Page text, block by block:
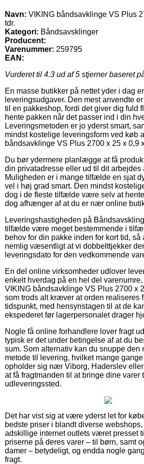
Navn: VIKING båndsavklinge VS Plus
tdr.
Kategori: Båndsavsklinger
Producent:
Varenummer: 259795
EAN:
Vurderet til 4.3 ud af 5 stjerner baseret
En masse butikker på nettet yder i dag
leveringsudgaver. Den mest anvendte
til en pakkeshop, fordi det giver dig fuld
hente pakken når det passer ind i din
Leveringsmetoden er jo yderst smart,
mindst kostelige leveringsform ved køb
båndsavklinge VS Plus 2700 x 25 x 0,9
Du bør ydermere planlægge at få
din privatadresse eller ud til dit arbejdes
Muligheden er i mange tilfælde en sjat
vel i høj grad smart. Den mindst
dog i de fleste tilfælde være selv at
dog afhænger af at du er nær online
Leveringshastigheden på
tilfælde være meget bestemmende i
behov for din pakke inden for kort tid, så
nemlig væsentligt at vi dobbelttjekker
leveringsdato for den vedkommende
En del online virksomheder udlover
enkelt hverdag på en hel del
VIKING båndsavklinge VS Plus 2700 x
som trods alt kræver at orden realiseres
tidspunkt, med hensynstagen til at de
ekspederet før lagerpersonalet drager
Nogle få online forhandlere lover fragt
typisk er det under betingelse af at du
sum. Som alternativ kan du snuppe den
metode til levering, hvilket mange
opholder sig nær Viborg, Haderslev
at få fragtmanden til at bringe dine varer
udleveringssted.
Det har vist sig at være yderst let for
bedste priser i blandt diverse
adskillige internet outlets været presset
priserne på deres varer – til børn, samt
damer – betydeligt, og endda nogle
fragt.